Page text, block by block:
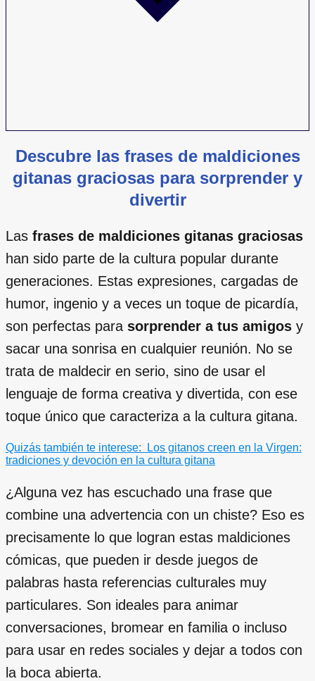
Descubre las frases de maldiciones
gitanas graciosas para sorprender y
divertir
Las frases de maldiciones gitanas graciosas
han sido parte de la cultura popular durante
generaciones. Estas expresiones, cargadas de
humor, ingenio y a veces un toque de picardía,
son perfectas para sorprender a tus amigos y
sacar una sonrisa en cualquier reunión. No se
trata de maldecir en serio, sino de usar el
lenguaje de forma creativa y divertida, con ese
toque único que caracteriza a la cultura gitana.
Quizás también te interese:
Los gitanos creen en la Virgen:
tradiciones y devoción en la cultura gitana
¿Alguna vez has escuchado una frase que
combine una advertencia con un chiste? Eso es
precisamente lo que logran estas maldiciones
cómicas, que pueden ir desde juegos de
palabras hasta referencias culturales muy
particulares. Son ideales para animar
conversaciones, bromear en familia o incluso
para usar en redes sociales y dejar a todos con
la boca abierta.